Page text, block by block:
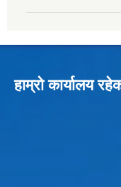
हाम्रो कार्यालय